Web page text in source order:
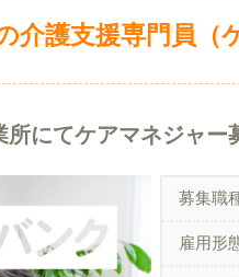
介護支援専門員（
にてケアマネジャー
募集職
雇用形